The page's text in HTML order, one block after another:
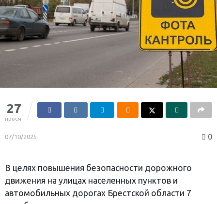
27
просм.
07/10/2025 0
В целях повышения безопасности дорожного
движения на улицах населенных пунктов и
автомобильных дорогах Брестской области 7